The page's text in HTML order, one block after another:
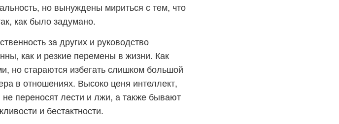
но вынуждены мириться с тем, что
как было задумано.
за других и руководство
как и резкие перемены в жизни. Как
но стараются избегать слишком большой
в отношениях. Высоко ценя интеллект,
переносят лести и лжи, а также бывают
и бестактности.